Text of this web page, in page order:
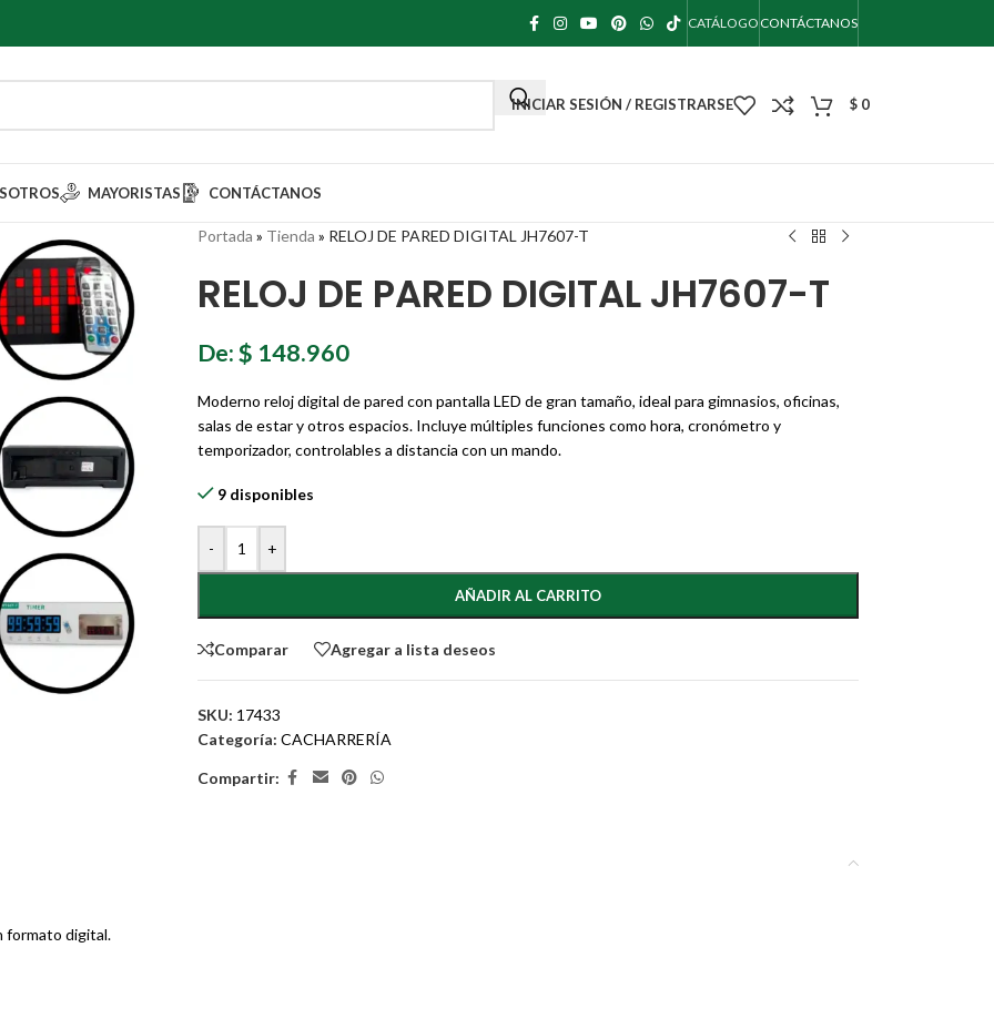
CATÁLOGO CONTÁCTANOS
INICIAR SESIÓN / REGISTRARSE $ 0
MAYORISTAS CONTÁCTANOS
Portada » Tienda » RELOJ DE PARED DIGITAL JH7607-T
RELOJ DE PARED DIGITAL JH7607-T
De:$ 148.960
Moderno reloj digital de pared con pantalla LED de gran tamaño, ideal para gimnasios, oficinas,
salas de estar y otros espacios. Incluye múltiples funciones como hora, cronómetro y
temporizador, controlables a distancia con un mando.
9 disponibles
- +
AÑADIR AL CARRITO
Comparar Agregar a lista deseos
SKU: 17433
Categoría: CACHARRERÍA
Compartir:
formato digital.